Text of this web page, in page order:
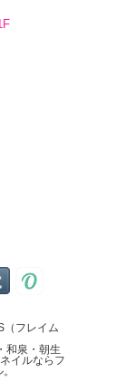
（フレイム
和泉・朝生
イルならフ